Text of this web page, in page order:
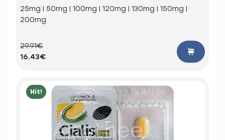
25mg | 50mg | 100mg | 120mg | 130mg | 150mg |
200mg
29.91€
16.43€
Hit!